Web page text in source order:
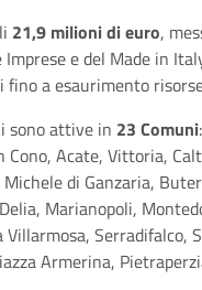
21,9 milioni di euro,
e del Made in
fino a esaurimento
sono attive in 23 Comuni
Cono, Acate, Vittoria,
di Ganzaria,
Marianopoli,
Serradifalco,
Armerina,